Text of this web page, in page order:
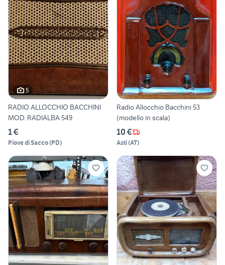
5
RADIO ALLOCCHIO BACCHINI
MOD. RADIALBA 549
1 €
Piove di Sacco(PD)
Radio Allocchio Bacchini 53
(modello in scala)
10 €
Asti(AT)